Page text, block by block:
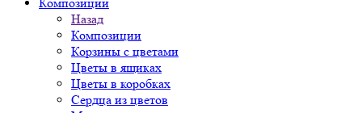
Назад
Композиции
Корзины с цветами
Цветы в ящиках
Цветы в коробках
Сердца из цветов